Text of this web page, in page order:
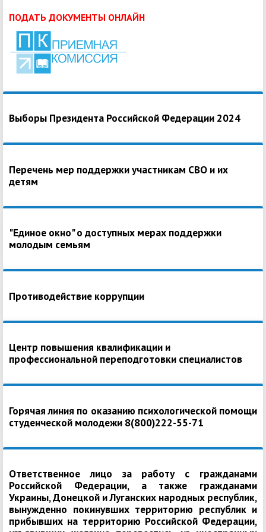
ПОДАТЬ ДОКУМЕНТЫ ОНЛАЙН
Выборы Президента Российской Федерации 2024
Перечень мер поддержки участникам СВО и их
детям
"Единое окно" о доступных мерах поддержки
молодым семьям
Противодействие коррупции
Центр повышения квалификации и
профессиональной переподготовки специалистов
Горячая линия по оказанию психологической помощи
студенческой молодежи 8(800)222-55-71
Ответственное лицо за работу с гражданами
Российской Федерации, а также гражданами
Украины, Донецкой и Луганских народных республик,
вынужденно покинувших территорию республик и
прибывших на территорию Российской Федерации,